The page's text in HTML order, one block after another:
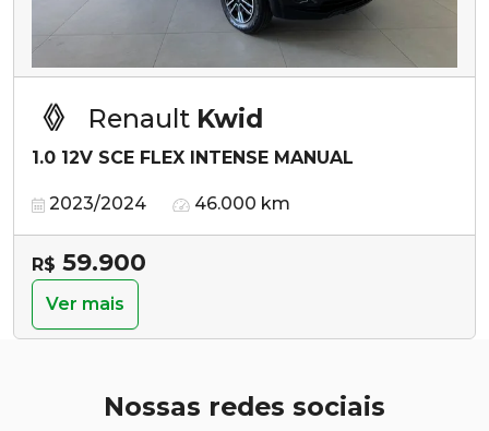
Renault Kwid
1.0 12V SCE FLEX INTENSE MANUAL
2023/2024 46.000 km
R$ 59.900
Ver mais
Nossas redes sociais